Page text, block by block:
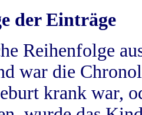
der Einträge
Reihenfolge
war die
krank war,